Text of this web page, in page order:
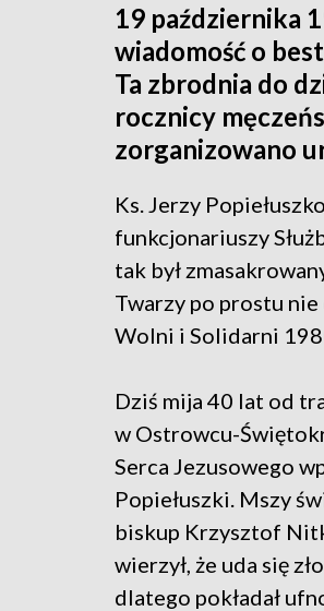
19 października
wiadomość o
Ta zbrodnia do
rocznicy
zorganizowano
Ks. Jerzy
funkcjonariuszy
tak był
Twarzy po prostu nie
Wolni i Solidarni
Dziś mija 40 lat od
w Ostrowcu-
Serca Jezusowego
Popiełuszki. Mszy
biskup Krzysztof
wierzył, że uda się
dlatego pokładał